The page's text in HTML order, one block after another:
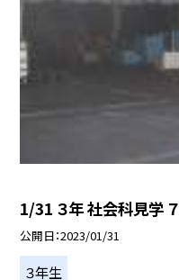
1/31 ３年 社会科見学 ７
公開日 2023/01/31
３年生